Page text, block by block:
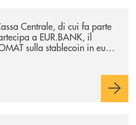
Centrale, di cui fa parte
a EUR.BANK, il
sulla stablecoin in euro